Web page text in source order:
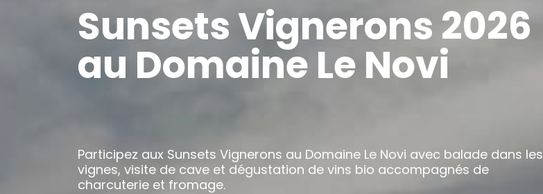
Sunsets Vignerons 2026
au Domaine Le Novi
Participez aux Sunsets Vignerons au Domaine Le Novi avec balade dans les
vignes, visite de cave et dégustation de vins bio accompagnés de
charcuterie et fromage.